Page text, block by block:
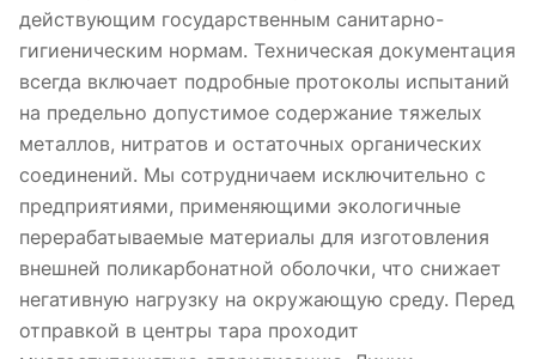
действующим государственным санитарно-
гигиеническим нормам. Техническая документация
всегда включает подробные протоколы испытаний
на предельно допустимое содержание тяжелых
металлов, нитратов и остаточных органических
соединений. Мы сотрудничаем исключительно с
предприятиями, применяющими экологичные
перерабатываемые материалы для изготовления
внешней поликарбонатной оболочки, что снижает
негативную нагрузку на окружающую среду. Перед
отправкой в центры тара проходит